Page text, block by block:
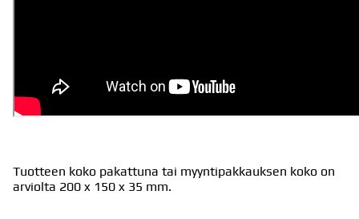
Tuotteen koko pakattuna tai myyntipakkauksen koko on
arviolta 200 x 150 x 35 mm.